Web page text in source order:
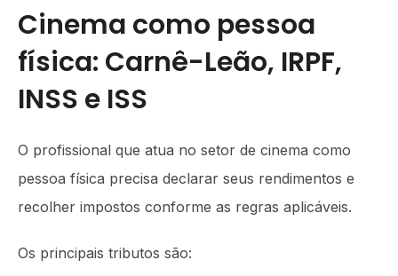
Cinema como pessoa
física: Carnê-Leão, IRPF,
INSS e ISS
O profissional que atua no setor de cinema como
pessoa física precisa declarar seus rendimentos e
recolher impostos conforme as regras aplicáveis.
Os principais tributos são: